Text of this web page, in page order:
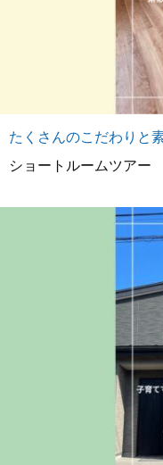
たくさんのこだわりと
ショートルームツアー